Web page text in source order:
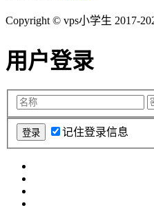
Copyright © vps小学生 2017-
用户登录
记住登录信息